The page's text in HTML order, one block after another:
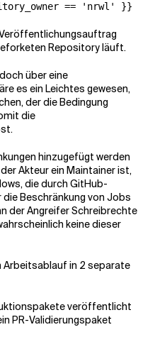
== 'nrwl' }}
Repository läuft.
über eine
es ein Leichtes gewesen,
der die Bedingung
die
hinzugefügt werden
Akteur ein Maintainer ist,
die durch GitHub-
Beschränkung von Jobs
der Angreifer Schreibrechte
keine dieser
Arbeitsablauf in 2 separate
veröffentlicht
PR-Validierungspaket